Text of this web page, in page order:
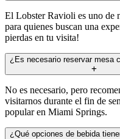
El Lobster Ravioli es uno de
para quienes buscan una
pierdas en tu visita!
¿Es necesario reservar mesa
No es necesario, pero
visitarnos durante el fin de
popular en Miami Springs.
¿Qué opciones de bebida